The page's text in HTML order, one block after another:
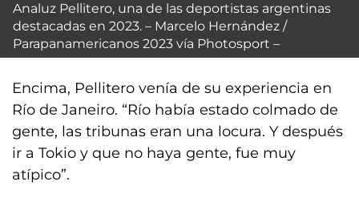
Analuz Pellitero, una de las deportistas argentinas
destacadas en 2023. – Marcelo Hernández /
Parapanamericanos 2023 vía Photosport –
Encima, Pellitero venía de su experiencia en
Río de Janeiro. “Río había estado colmado de
gente, las tribunas eran una locura. Y después
ir a Tokio y que no haya gente, fue muy
atípico”.